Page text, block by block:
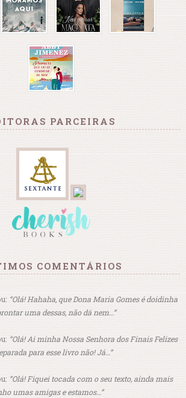
PARCEIRAS
COMENTÁRIOS
“Olá! Hahaha, que Dona Maria Gomes é doidinha
uma dessas, não dá nem…”
“Olá! Ai minha Nossa Senhora dos Finais Felizes
para esse livro não! Já…”
“Olá! Fiquei tocada com o seu texto, ainda mais
umas amigas e estamos…”